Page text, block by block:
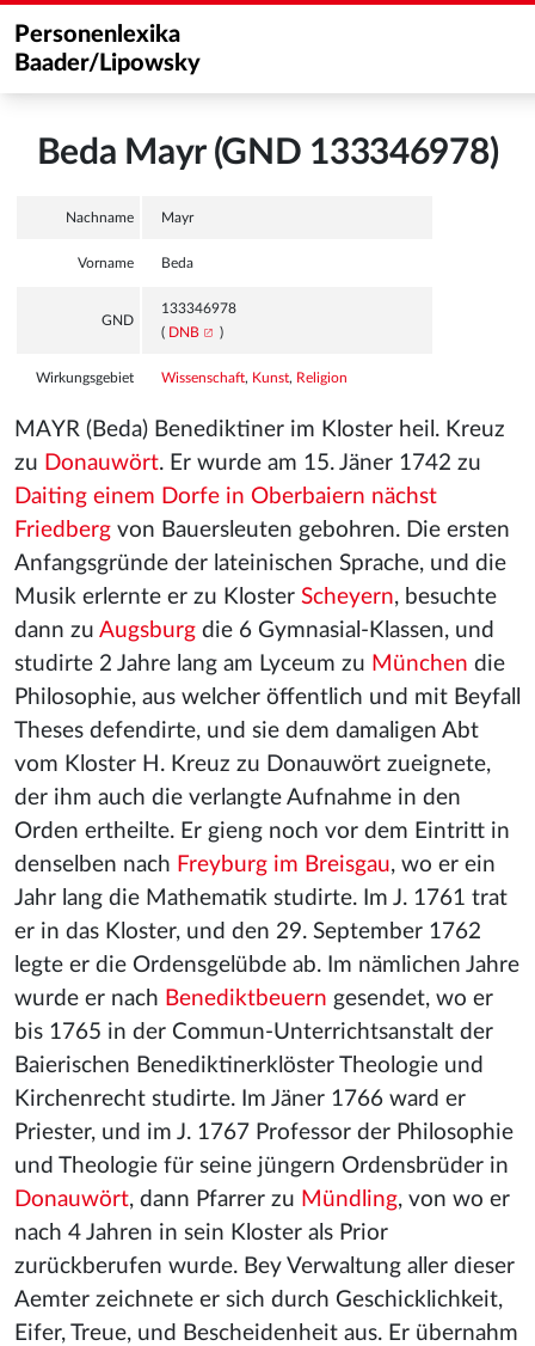
Personenlexika
Baader/Lipowsky
Beda Mayr (GND 133346978)
Nachname Mayr
Vorname Beda
GND
133346978
( DNB )
Wirkungsgebiet Wissenschaft, Kunst, Religion
MAYR (Beda) Benediktiner im Kloster heil. Kreuz
zu Donauwört. Er wurde am 15. Jäner 1742 zu
Daiting einem Dorfe in Oberbaiern nächst
Friedberg von Bauersleuten gebohren. Die ersten
Anfangsgründe der lateinischen Sprache, und die
Musik erlernte er zu Kloster Scheyern, besuchte
dann zu Augsburg die 6 Gymnasial-Klassen, und
studirte 2 Jahre lang am Lyceum zu München die
Philosophie, aus welcher öffentlich und mit Beyfall
Theses defendirte, und sie dem damaligen Abt
vom Kloster H. Kreuz zu Donauwört zueignete,
der ihm auch die verlangte Aufnahme in den
Orden ertheilte. Er gieng noch vor dem Eintritt in
denselben nach Freyburg im Breisgau, wo er ein
Jahr lang die Mathematik studirte. Im J. 1761 trat
er in das Kloster, und den 29. September 1762
legte er die Ordensgelübde ab. Im nämlichen Jahre
wurde er nach Benediktbeuern gesendet, wo er
bis 1765 in der Commun-Unterrichtsanstalt der
Baierischen Benediktinerklöster Theologie und
Kirchenrecht studirte. Im Jäner 1766 ward er
Priester, und im J. 1767 Professor der Philosophie
und Theologie für seine jüngern Ordensbrüder in
Donauwört, dann Pfarrer zu Mündling, von wo er
nach 4 Jahren in sein Kloster als Prior
zurückberufen wurde. Bey Verwaltung aller dieser
Aemter zeichnete er sich durch Geschicklichkeit,
Eifer, Treue, und Bescheidenheit aus. Er übernahm